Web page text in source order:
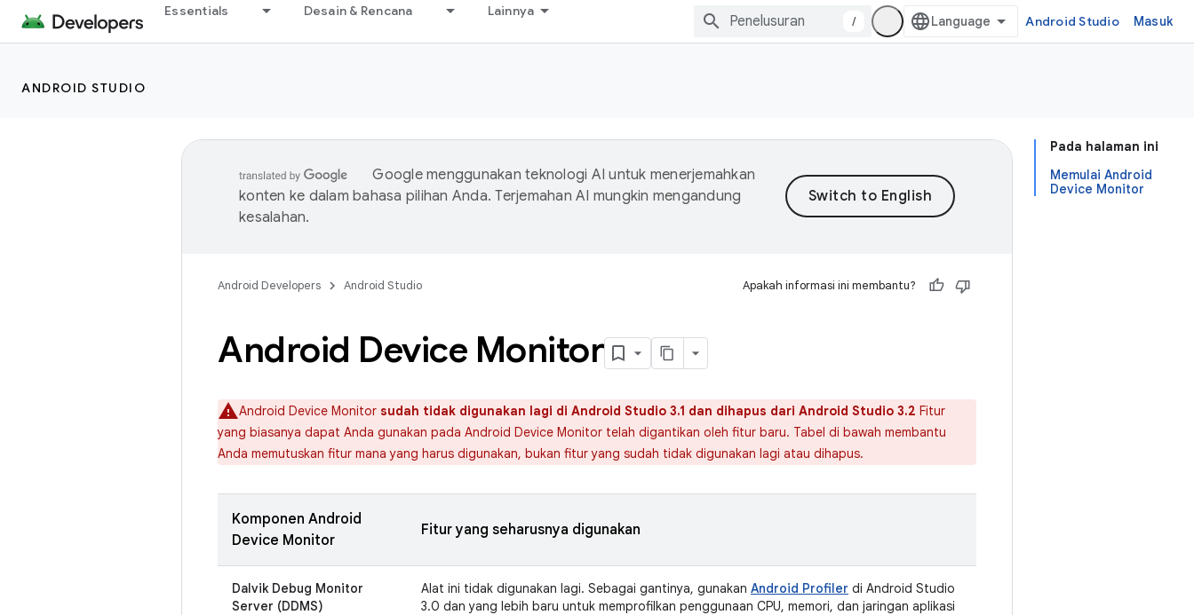
Essentials Desain & Rencana Lainnya
/ Android Studio Masuk
ANDROID STUDIO
Pada halaman ini
Memulai Android
Device Monitor
Google menggunakan teknologi AI untuk menerjemahkan
konten ke dalam bahasa pilihan Anda. Terjemahan AI mungkin mengandung
kesalahan.
Android Developers Android Studio Apakah informasi ini membantu?
Android Device Monitor
Android Device Monitor sudah tidak digunakan lagi di Android Studio 3.1 dan dihapus dari Android Studio 3.2 Fitur
yang biasanya dapat Anda gunakan pada Android Device Monitor telah digantikan oleh fitur baru. Tabel di bawah membantu
Anda memutuskan fitur mana yang harus digunakan, bukan fitur yang sudah tidak digunakan lagi atau dihapus.
Komponen Android
Device Monitor
Fitur yang seharusnya digunakan
Dalvik Debug Monitor
Server (DDMS)
Alat ini tidak digunakan lagi. Sebagai gantinya, gunakan Android Profiler di Android Studio
3.0 dan yang lebih baru untuk memprofilkan penggunaan CPU, memori, dan jaringan aplikasi